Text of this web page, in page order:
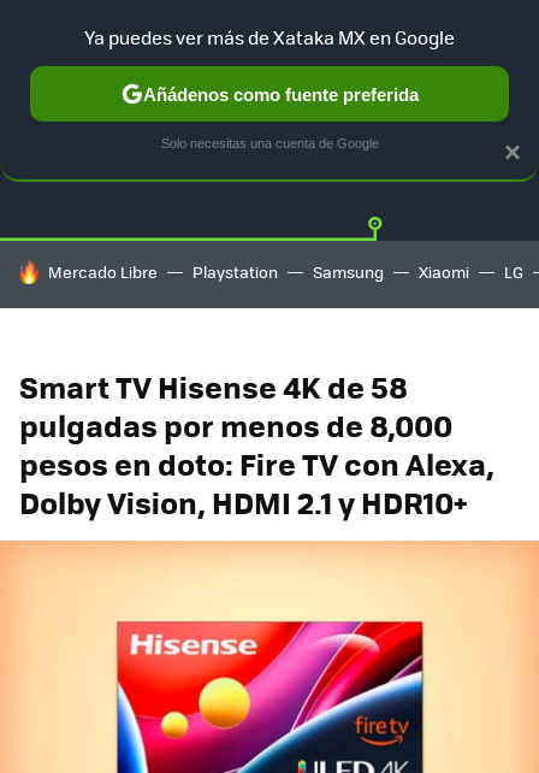
GUÍA DE COMPRAS MERCADO LIBRE
HOY SE HABLA DE
Mercado Libre Playstation Samsung Xiaomi LG
Smart TV Hisense 4K de 58
pulgadas por menos de 8,000
pesos en doto: Fire TV con Alexa,
Dolby Vision, HDMI 2.1 y HDR10+
×
Ya puedes ver más de Xataka MX en Google
Añádenos como fuente preferida
Solo necesitas una cuenta de Google